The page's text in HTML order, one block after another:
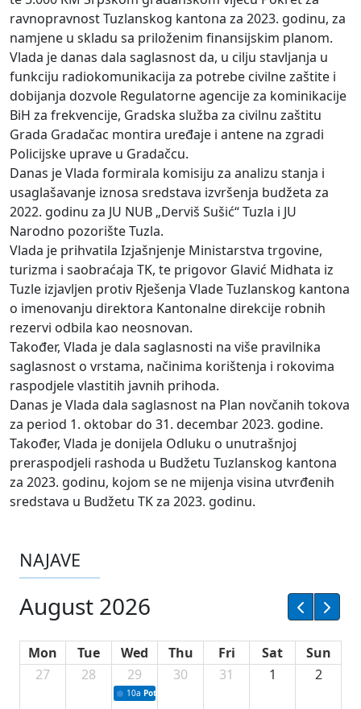
ravnopravnost Tuzlanskog kantona za 2023. godinu, za
namjene u skladu sa priloženim finansijskim planom.
Vlada je danas dala saglasnost da, u cilju stavljanja u
funkciju radiokomunikacija za potrebe civilne zaštite i
dobijanja dozvole Regulatorne agencije za kominikacije
BiH za frekvencije, Gradska služba za civilnu zaštitu
Grada Gradačac montira uređaje i antene na zgradi
Policijske uprave u Gradačcu.
Danas je Vlada formirala komisiju za analizu stanja i
usaglašavanje iznosa sredstava izvršenja budžeta za
2022. godinu za JU NUB „Derviš Sušić“ Tuzla i JU
Narodno pozorište Tuzla.
Vlada je prihvatila Izjašnjenje Ministarstva trgovine,
turizma i saobraćaja TK, te prigovor Glavić Midhata iz
Tuzle izjavljen protiv Rješenja Vlade Tuzlanskog kantona
o imenovanju direktora Kantonalne direkcije robnih
rezervi odbila kao neosnovan.
Također, Vlada je dala saglasnosti na više pravilnika
saglasnost o vrstama, načinima korištenja i rokovima
raspodjele vlastitih javnih prihoda.
Danas je Vlada dala saglasnost na Plan novčanih tokova
za period 1. oktobar do 31. decembar 2023. godine.
Također, Vlada je donijela Odluku o unutrašnjoj
preraspodjeli rashoda u Budžetu Tuzlanskog kantona
za 2023. godinu, kojom se ne mijenja visina utvrđenih
sredstava u Budžetu TK za 2023. godinu.
NAJAVE
August 2026
Mon Tue Wed Thu Fri Sat
Sun
27
28 29
10a Potpisivanje ugovora sa neprofitnim
30 31 1 2